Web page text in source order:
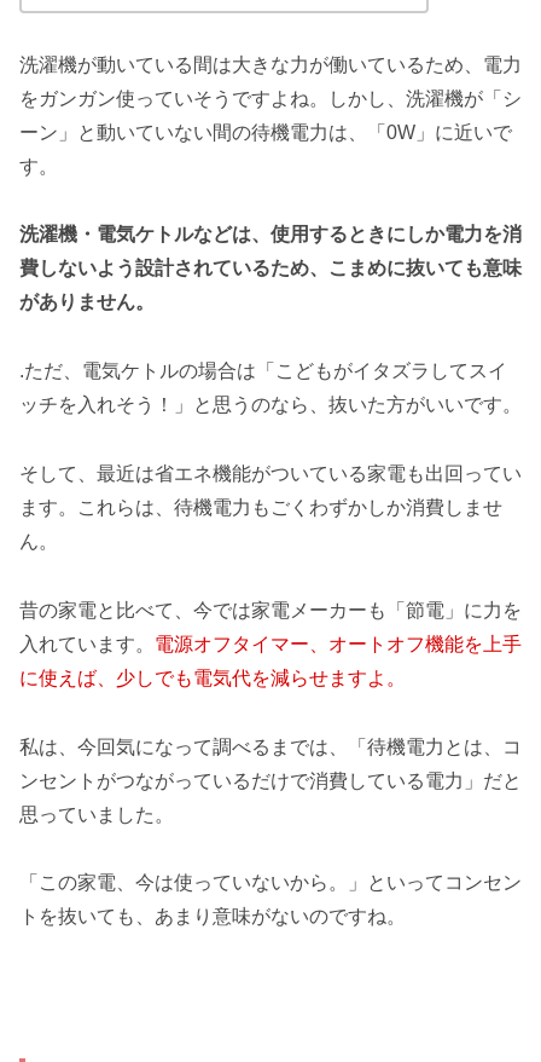
洗濯機が動いている間は大きな力が働いているため、電力
をガンガン使っていそうですよね。しかし、洗濯機が「シ
ーン」と動いていない間の待機電力は、「0W」に近いで
す。
洗濯機・電気ケトルなどは、使用するときにしか電力を消
費しないよう設計されているため、こまめに抜いても意味
がありません。
.ただ、電気ケトルの場合は「こどもがイタズラしてスイ
ッチを入れそう！」と思うのなら、抜いた方がいいです。
そして、最近は省エネ機能がついている家電も出回ってい
ます。これらは、待機電力もごくわずかしか消費しませ
ん。
昔の家電と比べて、今では家電メーカーも「節電」に力を
入れています。 電源オフタイマー、オートオフ機能を上手
に使えば、少しでも電気代を減らせますよ。
私は、今回気になって調べるまでは、「待機電力とは、コ
ンセントがつながっているだけで消費している電力」だと
思っていました。
「この家電、今は使っていないから。」といってコンセン
トを抜いても、あまり意味がないのですね。